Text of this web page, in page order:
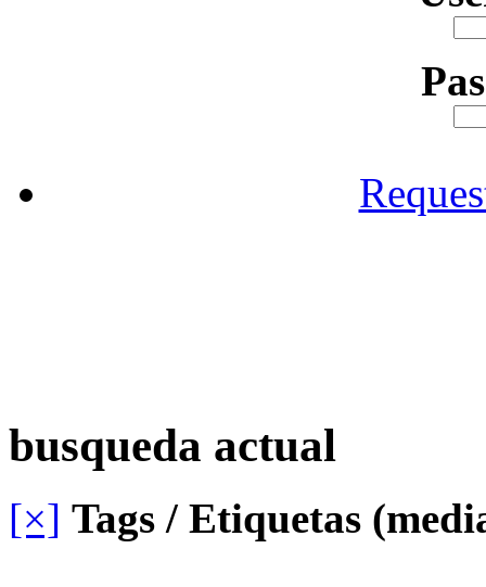
busqueda actual
[×] Tags / Etiquetas